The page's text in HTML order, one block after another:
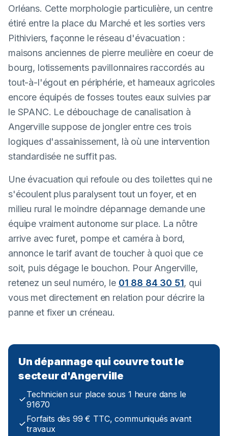
Orléans. Cette morphologie particulière, un centre
étiré entre la place du Marché et les sorties vers
Pithiviers, façonne le réseau d'évacuation :
maisons anciennes de pierre meulière en coeur de
bourg, lotissements pavillonnaires raccordés au
tout-à-l'égout en périphérie, et hameaux agricoles
encore équipés de fosses toutes eaux suivies par
le SPANC. Le débouchage de canalisation à
Angerville suppose de jongler entre ces trois
logiques d'assainissement, là où une intervention
standardisée ne suffit pas.
Une évacuation qui refoule ou des toilettes qui ne
s'écoulent plus paralysent tout un foyer, et en
milieu rural le moindre dépannage demande une
équipe vraiment autonome sur place. La nôtre
arrive avec furet, pompe et caméra à bord,
annonce le tarif avant de toucher à quoi que ce
soit, puis dégage le bouchon. Pour Angerville,
retenez un seul numéro, le 01 88 84 30 51, qui
vous met directement en relation pour décrire la
panne et fixer un créneau.
Un dépannage qui couvre tout le
secteur d'Angerville
Technicien sur place sous 1 heure dans le
91670
Forfaits dès 99 € TTC, communiqués avant
travaux